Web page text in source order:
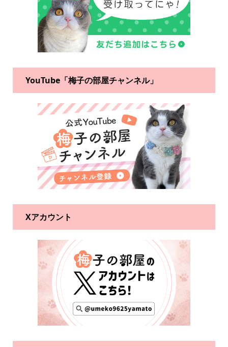
YouTube「梅子の部屋チャンネル」
Xアカウント